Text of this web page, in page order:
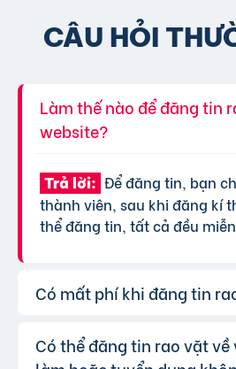
CÂU HỎI
Làm thế nào để đăng tin
website?
Trả lời: Để đăng tin, bạn
thành viên, sau khi đăng kí
thể đăng tin, tất cả đều
Có mất phí khi đăng tin
Trả lời: Chúng tôi cung
Có thể đăng tin rao vặt